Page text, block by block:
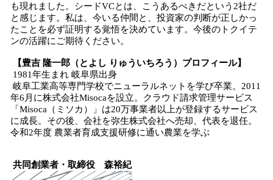
も現れました。シードVCとは、こうあるべきだという2社だ
と感じます。私は、今いる仲間と、投資家の判断が正しかっ
たことを必ず証明する覚悟を決めています。今後のトクイテ
ンの活躍にご期待ください。
【豊吉 隆一郎（とよし りゅういちろう）プロフィール】
1981年生まれ 岐阜県出身
岐阜工業高等専門学校でニューラルネットを学び卒業。2011
年6月に株式会社Misocaを設立。クラウド請求管理サービス
「Misoca（ミソカ）」は20万事業者以上が登録するサービス
に成長。その後、会社を弥生株式会社へ売却、代表を退任。
令和2年度 農業者育成支援研修に通い農業を学ぶ
共同創業者・取締役 森裕紀